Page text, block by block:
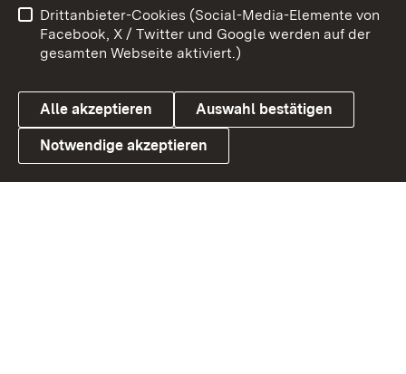
Link zum Landesportal
Benutzungshinweise
Barrierefreiheit
Datenschutz
Cookies
Drittanbieter-Cookies (Social-Media-Elemente von
Facebook, X / Twitter und Google werden auf der
gesamten Webseite aktiviert.)
Alle akzeptieren Auswahl bestätigen
Notwendige akzeptieren